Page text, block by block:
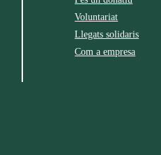
Voluntariat
Llegats solidaris
Com a empresa